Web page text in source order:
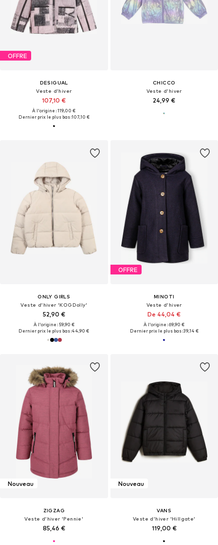
OFFRE
DESIGUAL
Veste d’hiver
107,10 €
À l'origine : 119,00 €
Dernier prix le plus bas :107,10 €
CHICCO
Veste d’hiver
24,99 €
ONLY GIRLS
Veste d’hiver 'KOGDolly'
52,90 €
À l'origine : 59,90 €
Dernier prix le plus bas :44,90 €
OFFRE
MINOTI
Veste d’hiver
De 44,04 €
À l'origine : 69,90 €
Dernier prix le plus bas :39,14 €
Nouveau
ZIGZAG
Veste d’hiver 'Pennie'
85,46 €
Nouveau
VANS
Veste d’hiver 'Hillgate'
119,00 €